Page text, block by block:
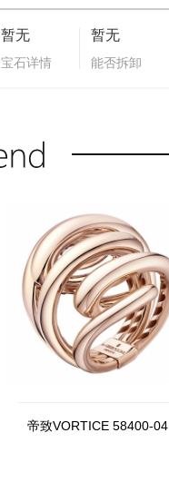
暂无
宝石详情
暂无
能否拆卸
帝致VORTICE 58400-04